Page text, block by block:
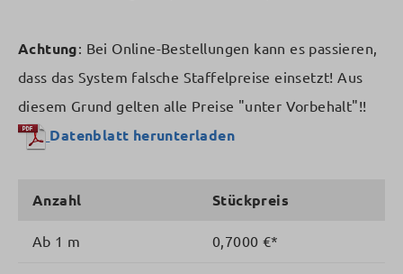
Achtung: Bei Online-Bestellungen kann es passieren,
dass das System falsche Staffelpreise einsetzt! Aus
diesem Grund gelten alle Preise "unter Vorbehalt"!!
Datenblatt herunterladen
Anzahl Stückpreis
Ab 1 m 0,7000 €*